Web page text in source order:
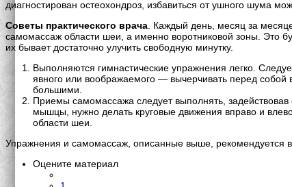
диагностирован остеохондроз, избавиться от ушного шума
Советы практического врача. Каждый день, месяц за
самомассаж области шеи, а именно воротниковой зоны. Это
их бывает достаточно улучить свободную минутку.
Выполняются гимнастические упражнения легко.
явного или воображаемого — вычерчивать перед
большими.
Приемы самомассажа следует выполнять,
мышцы, нужно делать круговые движения вправо и
области шеи.
Упражнения и самомассаж, описанные выше, рекомендуется
Оцените материал